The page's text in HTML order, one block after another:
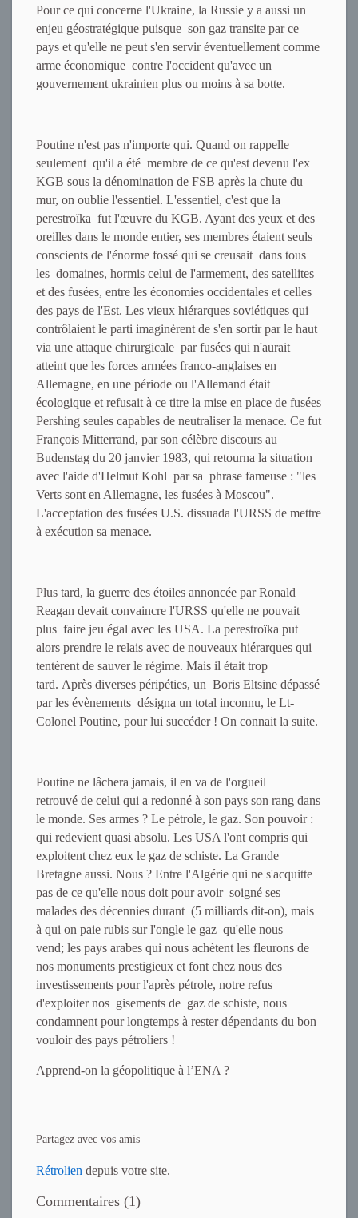
Pour ce qui concerne l'Ukraine, la Russie y a aussi un
enjeu géostratégique puisque son gaz transite par ce
pays et qu'elle ne peut s'en servir éventuellement comme
arme économique contre l'occident qu'avec un
gouvernement ukrainien plus ou moins à sa botte.
Poutine n'est pas n'importe qui. Quand on rappelle
seulement qu'il a été membre de ce qu'est devenu l'ex
KGB sous la dénomination de FSB après la chute du
mur, on oublie l'essentiel. L'essentiel, c'est que la
perestroïka fut l'œuvre du KGB. Ayant des yeux et des
oreilles dans le monde entier, ses membres étaient seuls
conscients de l'énorme fossé qui se creusait dans tous
les domaines, hormis celui de l'armement, des satellites
et des fusées, entre les économies occidentales et celles
des pays de l'Est. Les vieux hiérarques soviétiques qui
contrôlaient le parti imaginèrent de s'en sortir par le haut
via une attaque chirurgicale par fusées qui n'aurait
atteint que les forces armées franco-anglaises en
Allemagne, en une période ou l'Allemand était
écologique et refusait à ce titre la mise en place de fusées
Pershing seules capables de neutraliser la menace. Ce fut
François Mitterrand, par son célèbre discours au
Budenstag du 20 janvier 1983, qui retourna la situation
avec l'aide d'Helmut Kohl par sa phrase fameuse : "les
Verts sont en Allemagne, les fusées à Moscou".
L'acceptation des fusées U.S. dissuada l'URSS de mettre
à exécution sa menace.
Plus tard, la guerre des étoiles annoncée par Ronald
Reagan devait convaincre l'URSS qu'elle ne pouvait
plus faire jeu égal avec les USA. La perestroïka put
alors prendre le relais avec de nouveaux hiérarques qui
tentèrent de sauver le régime. Mais il était trop
tard. Après diverses péripéties, un Boris Eltsine dépassé
par les évènements désigna un total inconnu, le Lt-
Colonel Poutine, pour lui succéder ! On connait la suite.
Poutine ne lâchera jamais, il en va de l'orgueil
retrouvé de celui qui a redonné à son pays son rang dans
le monde. Ses armes ? Le pétrole, le gaz. Son pouvoir :
qui redevient quasi absolu. Les USA l'ont compris qui
exploitent chez eux le gaz de schiste. La Grande
Bretagne aussi. Nous ? Entre l'Algérie qui ne s'acquitte
pas de ce qu'elle nous doit pour avoir soigné ses
malades des décennies durant (5 milliards dit-on), mais
à qui on paie rubis sur l'ongle le gaz qu'elle nous
vend; les pays arabes qui nous achètent les fleurons de
nos monuments prestigieux et font chez nous des
investissements pour l'après pétrole, notre refus
d'exploiter nos gisements de gaz de schiste, nous
condamnent pour longtemps à rester dépendants du bon
vouloir des pays pétroliers !
Apprend-on la géopolitique à l’ENA ?
Partagez avec vos amis
Rétrolien depuis votre site.
Commentaires (1)